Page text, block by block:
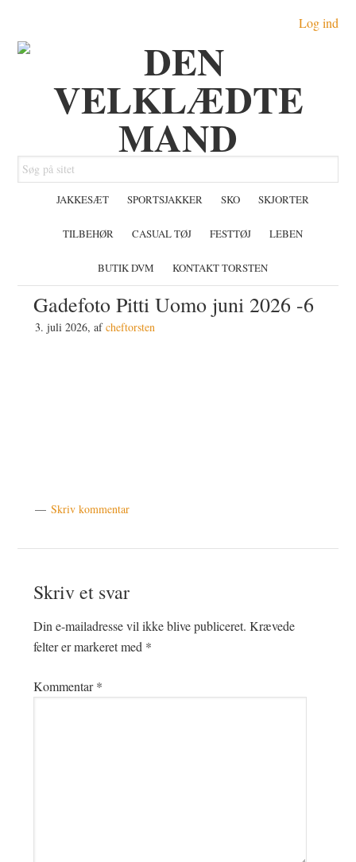
indhold
Log ind
Søg
på
JAKKESÆT SPORTSJAKKER SKO SKJORTER
TILBEHØR CASUAL TØJ FESTTØJ LEBEN
BUTIK DVM KONTAKT TORSTEN
Gadefoto Pitti Uomo juni 2026 -6
3. juli 2026, afcheftorsten
Skriv kommentar
Skriv et svar
Din e-mailadresse vil ikke blive publiceret. Krævede
felter er markeret med *
Kommentar*